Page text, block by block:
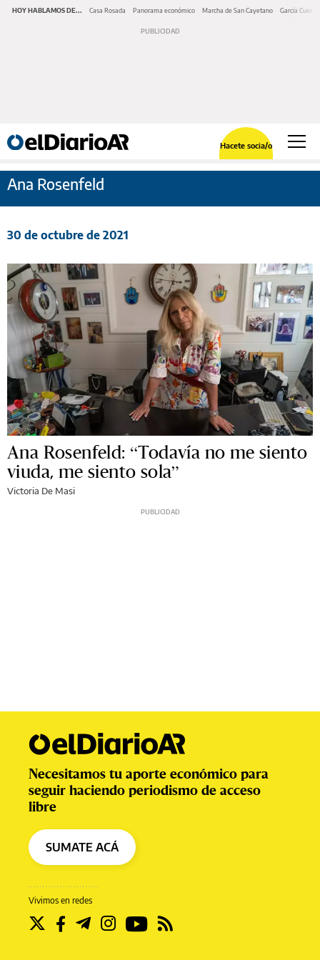
HOY HABLAMOS DE... Casa Rosada Panorama económico Marcha de San Cayetano García Cuerva
Hacete socia/o
Ana Rosenfeld
30 de octubre de 2021
Ana Rosenfeld: “Todavía no me siento
viuda, me siento sola”
Victoria De Masi
Vivimos en redes
Necesitamos tu aporte económico para
seguir haciendo periodismo de acceso
libre
SUMATE ACÁ